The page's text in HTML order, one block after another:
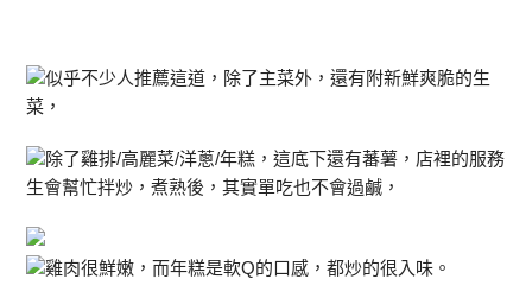
似乎不少人推薦這道，除了主菜外，還有附新鮮爽脆的生
菜，
除了雞排/高麗菜/洋蔥/年糕，這底下還有蕃薯，店裡的服務
生會幫忙拌炒，煮熟後，其實單吃也不會過鹹，
雞肉很鮮嫩，而年糕是軟Q的口感，都炒的很入味。